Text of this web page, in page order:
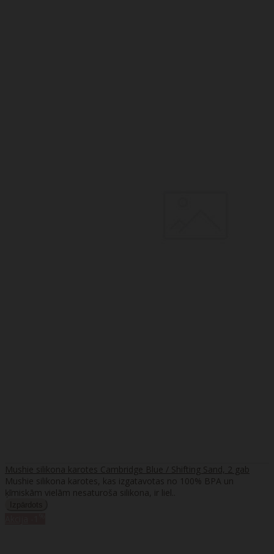
Mushie silikona karotes Cambridge Blue / Shifting Sand, 2 gab
Mushie silikona karotes, kas izgatavotas no 100% BPA un
ķīmiskām vielām nesaturoša silikona, ir liel..